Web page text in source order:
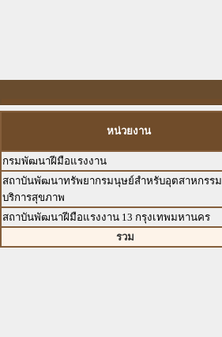
หน่วยงาน
กรมพัฒนาฝีมือแรงงาน
สถาบันพัฒนาทรัพยากรมนุษย์สำหรับอุตสาหกรรม
บริการสุขภาพ
สถาบันพัฒนาฝีมือแรงงาน 13 กรุงเทพมหานคร
รวม